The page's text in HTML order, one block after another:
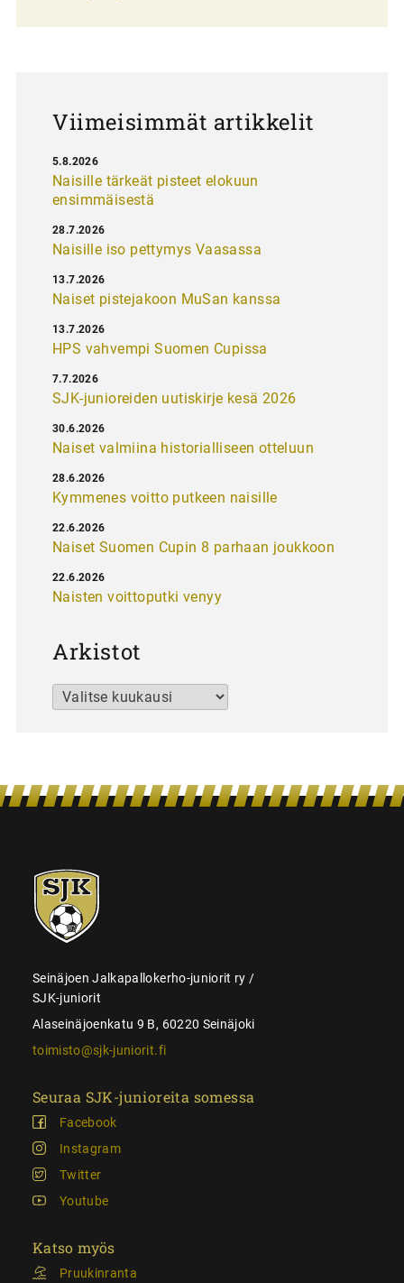
Viimeisimmät artikkelit
Naisille tärkeät pisteet elokuun
ensimmäisestä
5.8.2026
Naisille iso pettymys Vaasassa
28.7.2026
Naiset pistejakoon MuSan kanssa
13.7.2026
HPS vahvempi Suomen Cupissa
13.7.2026
SJK-junioreiden uutiskirje kesä 2026
7.7.2026
Naiset valmiina historialliseen otteluun
30.6.2026
Kymmenes voitto putkeen naisille
28.6.2026
Naiset Suomen Cupin 8 parhaan joukkoon
22.6.2026
Naisten voittoputki venyy
22.6.2026
Arkistot
Arkistot
SJK-
juniorit
Seinäjoen Jalkapallokerho-juniorit ry /
SJK-juniorit
Alaseinäjoenkatu 9 B, 60220 Seinäjoki
toimisto@sjk-juniorit.fi
Seuraa SJK-junioreita somessa
Facebook
Instagram
Twitter
Youtube
Katso myös
Pruukinranta